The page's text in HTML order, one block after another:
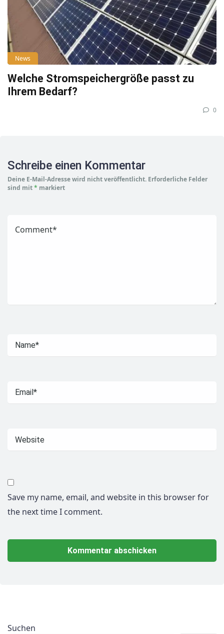
News
Welche Stromspeichergröße passt zu
Ihrem Bedarf?
0
Schreibe einen Kommentar
Deine E-Mail-Adresse wird nicht veröffentlicht. Erforderliche Felder
sind mit* markiert
Save my name, email, and website in this browser for
the next time I comment.
Suchen